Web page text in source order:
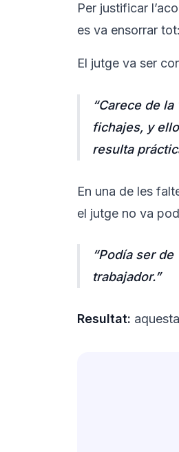
Per justificar
es va ensorrar tot:
El jutge va ser
“Carece de
fichajes, y
resulta
En una de les
el jutge no va
“Podía ser
trabajador.”
Resultat: